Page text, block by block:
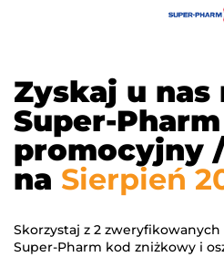
Zyskaj u nas
Super-
promocyjny
na Sierpień
Skorzystaj z 2
Super-Pharm kod zniżkowy i